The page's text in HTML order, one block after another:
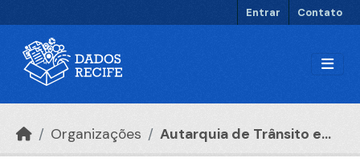
Entrar Contato
Organizações Autarquia de Trânsito e...